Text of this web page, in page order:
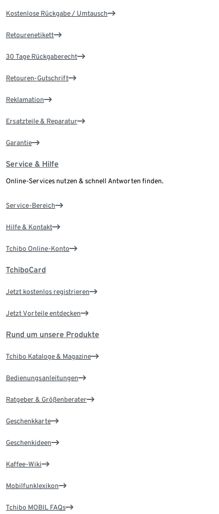
Kostenlose Rückgabe / Umtausch
Retourenetikett
30 Tage Rückgaberecht
Retouren-Gutschrift
Reklamation
Ersatzteile & Reparatur
Garantie
Service & Hilfe
Online-Services nutzen & schnell Antworten finden.
Service-Bereich
Hilfe & Kontakt
Tchibo Online-Konto
TchiboCard
Jetzt kostenlos registrieren
Jetzt Vorteile entdecken
Rund um unsere Produkte
Tchibo Kataloge & Magazine
Bedienungsanleitungen
Ratgeber & Größenberater
Geschenkkarte
Geschenkideen
Kaffee-Wiki
Mobilfunklexikon
Tchibo MOBIL FAQs